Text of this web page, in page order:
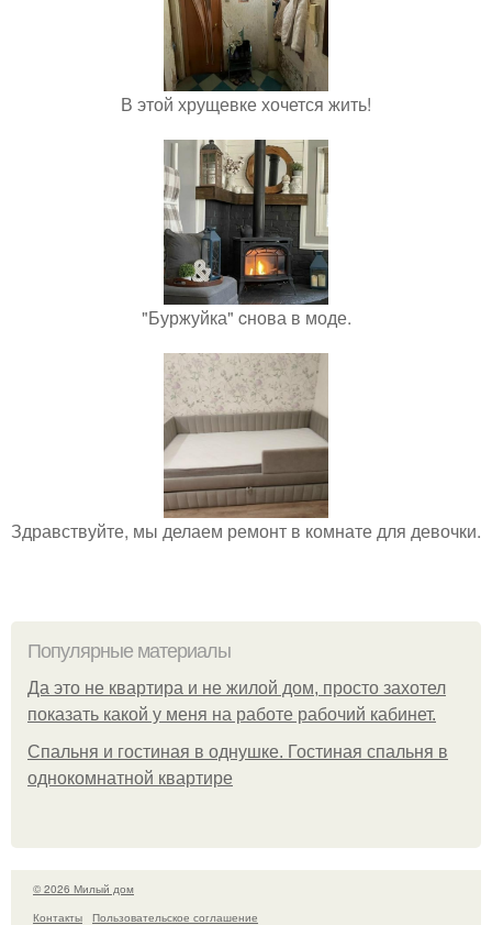
В этой хрущевке хочется жить!
"Буржуйка" cнова в моде.
Здравствуйте, мы делаем ремонт в комнате для девочки.
Популярные материалы
Да это не квартира и не жилой дом, просто захотел
показать какой у меня на работе рабочий кабинет.
Спальня и гостиная в однушке. Гостиная спальня в
однокомнатной квартире
© 2026 Милый дом
Контакты
Пользовательское соглашение